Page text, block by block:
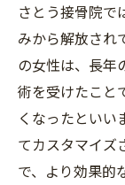
さとう接骨院で
みから解放され
の女性は、長年
術を受けたこと
くなったといい
てカスタマイズ
で、より効果的